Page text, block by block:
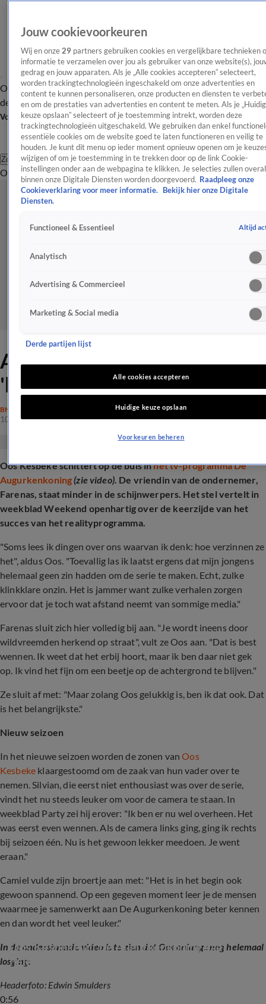
OverzichtAfleveringen Entertainment TV Algemeen
Tip
de redactieNieuwsbrief
Volg Shownieuws
Zoeken
OverzichtEntertainmentSpraakmakendRealityCrimeVideo's
Augurkenkoning reageert op
'kwalijke verzinsels'
BN'ERS
10 nov 2024, 12:24
Oos Kesbeke schittert op de buis inhet tv-programma De
Augurkenkoning(zie video). De vriendin van de ondernemer,
Farenas, staat minder in de schijnwerpers. Het stel vertelt in
weekblad Weekend openhartig over de keerzijde van het
succes van het realityprogramma.
"Soms lees ik dingen over ons waarvan ik denk: hoe verzinnen ze
het", aldus Oos. "Toevallig las ik laatst ergens dat mijn jongens
helemaal geen zin hadden om de serie te maken. Echt, zulke
klinkklare onzin. Het is jammer want zulke verhalen zorgen
ervoor dat je toch wat afstand neemt van sommige media."
Farenas sluit zich hier volledig bij aan. "Je wordt ineens door
wildvreemden herkend op straat", vult ze Oos aan. "Dat is best
wennen. Ik weet dat het erbij hoort, maar ik ben daar niet gek
op. Ik vind het fijn om een beetje op de achtergrond te blijven."
Ze sluit af met: "Maar zolang Oos gelukkig is, ben ik dat ook. Dat
is het belangrijkste."
Nieuw seizoen
In het nieuwe seizoen worden de zonen vanOos
Kesbeke klaargestoomd om de zaak van hun vader over te
nemen. Silvian, die eerst niet enthousiast was over de serie,
vindt het nu steeds leuker om voor de camera te staan. In
weekblad Party zei hij erover: "Ik ben er nu wel overheen. Het
was eerst even wennen. Als de camera links ging, ging ik rechts
bij seizoen één. Nu is het gewoon lekker meedoen. Je went
eraan."
Camiel vulde zijn broertje aan met: "Het is in het begin ook
gewoon spannend. Op een gegeven moment leer je de mensen
waarmee je samenwerkt aan De Augurkenkoning beter kennen
en dan wordt het veel leuker."
In de onderstaande video is te zien dat Oos onlangs nog helemaal
losging:
0:56
Oos Kesbeke uit de Augurkenkoning gaat
helemaal los
Headerfoto: Edwin Smulders
Jouw cookievoorkeuren
Wij en onze 29 partners gebruiken cookies en vergelijkbare technieken
informatie te verzamelen over jou als gebruiker van onze website(s),
gedrag en jouw apparaten. Als je „Alle cookies accepteren” selecteert,
worden trackingtechnologieën ingeschakeld om onze advertenties en
content te kunnen personaliseren, onze producten en diensten te
en om de prestaties van advertenties en content te meten. Als je
keuze opslaan” selecteert of je toestemming intrekt, worden deze
trackingtechnologieën uitgeschakeld. We gebruiken dan enkel
essentiële cookies om de website goed te laten functioneren en veilig te
houden. Je kunt dit menu op ieder moment opnieuw openen om je
wijzigen of om je toestemming in te trekken door op de link Cookie-
instellingen onder aan de webpagina te klikken. Je selecties zullen overal
binnen onze Digitale Diensten worden doorgevoerd. Raadpleeg onze
Cookieverklaring voor meer informatie.
Bekijk hier onze Digitale
Diensten.
Functioneel & Essentieel Altijd
Analytisch
Advertising & Commercieel
Marketing & Social media
Derde partijen lijst
Alle cookies accepteren
Huidige keuze opslaan
Voorkeuren beheren